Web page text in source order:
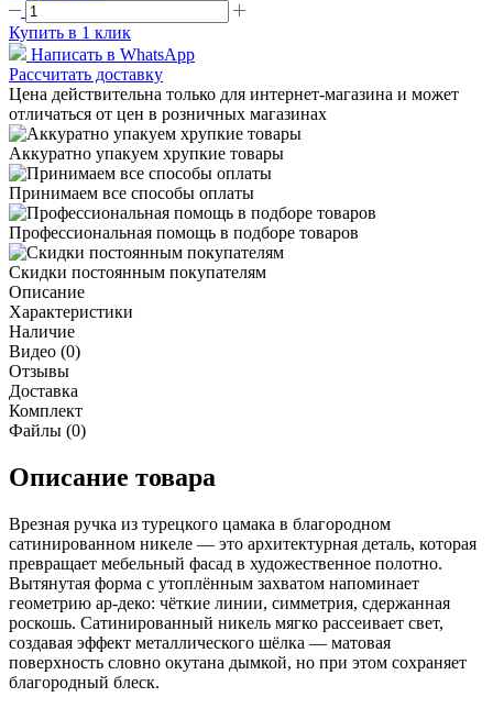
Купить в 1 клик
Написать в WhatsApp
Рассчитать доставку
Цена действительна только для интернет-магазина и может
отличаться от цен в розничных магазинах
Аккуратно упакуем хрупкие товары
Принимаем все способы оплаты
Профессиональная помощь в подборе товаров
Скидки постоянным покупателям
Описание
Характеристики
Наличие
Видео (0)
Отзывы
Доставка
Комплект
Файлы (0)
Описание товара
Врезная ручка из турецкого цамака в благородном
сатинированном никеле — это архитектурная деталь, которая
превращает мебельный фасад в художественное полотно.
Вытянутая форма с утоплённым захватом напоминает
геометрию ар-деко: чёткие линии, симметрия, сдержанная
роскошь. Сатинированный никель мягко рассеивает свет,
создавая эффект металлического шёлка — матовая
поверхность словно окутана дымкой, но при этом сохраняет
благородный блеск.